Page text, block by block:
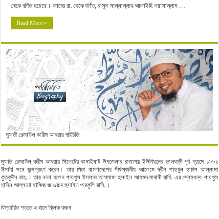
থেকে বর্ণিত হয়েছে। জাবের রা. থেকে বর্ণিত, রাসূল সাল্লাল্লাহু আলাইহি ওয়াসাল্লাম …
Read More »
মুফতী রেজাউল কারীম আবরার পরিচিতি
মুফতি রেজাউল করীম আবরার সিলেটের কানাইঘাট উপজেলার রাজাগঞ্জ ইউনিয়নের তালবাড়ী পূর্ব গ্রামে ১৯৯২
ঈসায়ি সনে জন্মগ্রহণ করেন। তার পিতা বাংলাদেশের শীর্ষস্থানীয় আলেমে দ্বীন শায়খুল হাদিস আল্লামা
কুতবুদ্দীন রাহ.। তার নানা হলেন শায়খুল ইসলাম আল্লামা হুসাইন আহমদ মাদানী রাহি. এর স্নেহধন্য শায়খুল
হাদিস আল্লামা হাফিজ জাওয়াদ হুসাইন পারকুলি রাহি.।
বিস্তারিত পড়তে এখানে ক্লিক করুন